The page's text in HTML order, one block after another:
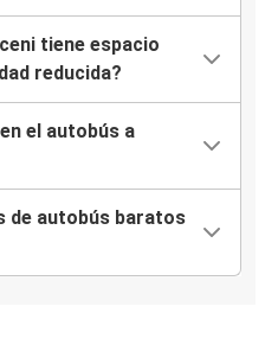
tiene espacio
reducida?
el autobús a
de autobús baratos